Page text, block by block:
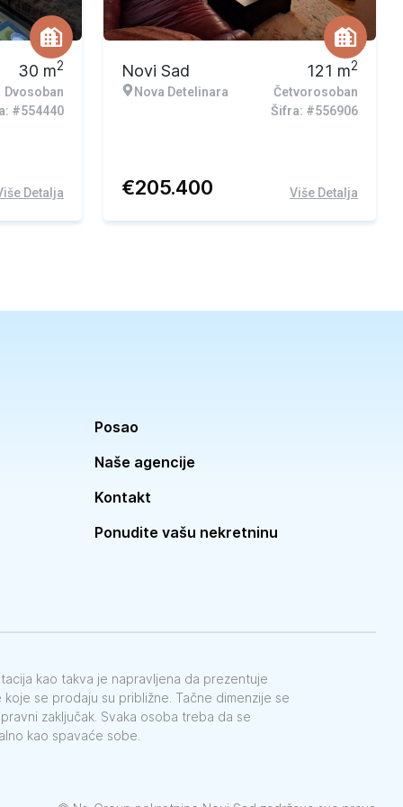
30 m2
Dvosoban
#554440
Detalja
Ekskluzivna ponuda
Novi Sad
Nova Detelinara
121 m2
Četvorosoban
Šifra: #556906
€205.400 Više Detalja
Posao
Naše agencije
Kontakt
Ponudite vašu nekretninu
kao takva je napravljena da prezentuje
se prodaju su približne. Tačne dimenzije se
zaključak. Svaka osoba treba da se
kao spavaće sobe.